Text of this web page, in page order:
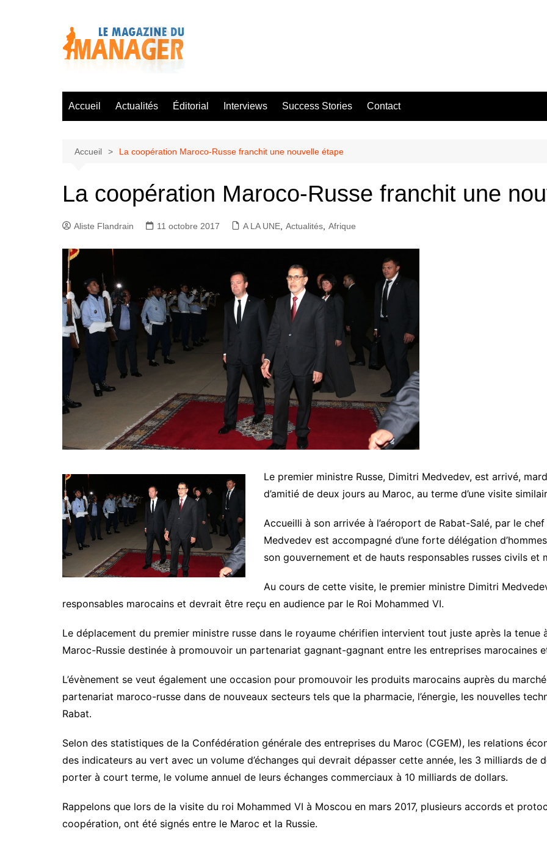
Accueil Actualités Éditorial Interviews Success Stories Contact
Accueil La coopération Maroco-Russe franchit une nouvelle étape
La coopération Maroco-Russe franchit une
Aliste Flandrain 11 octobre 2017 A LA UNE Actualités Afrique
Le premier ministre Russe, Dimitri Medvedev, est arrivé,
d’amitié de deux jours au Maroc, au terme d’une visite
Accueilli à son arrivée à l’aéroport de Rabat-Salé, par le
Medvedev est accompagné d’une forte délégation
son gouvernement et de hauts responsables russes civils et
Au cours de cette visite, le premier ministre Dimitri
responsables marocains et devrait être reçu en audience par le Roi Mohammed VI.
Le déplacement du premier ministre russe dans le royaume chérifien intervient tout juste après la tenue
Maroc-Russie destinée à promouvoir un partenariat gagnant-gagnant entre les entreprises marocaines
L’évènement se veut également une occasion pour promouvoir les produits marocains auprès du
partenariat maroco-russe dans de nouveaux secteurs tels que la pharmacie, l’énergie, les nouvelles
Rabat.
Selon des statistiques de la Confédération générale des entreprises du Maroc (CGEM), les relations
des indicateurs au vert avec un volume d’échanges qui devrait dépasser cette année, les 3 milliards de
porter à court terme, le volume annuel de leurs échanges commerciaux à 10 milliards de dollars.
Rappelons que lors de la visite du roi Mohammed VI à Moscou en mars 2017, plusieurs accords et
coopération, ont été signés entre le Maroc et la Russie.